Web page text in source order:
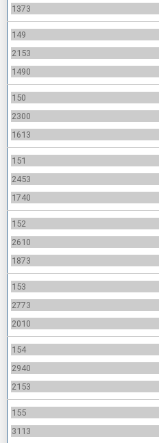
1373
149
2153
1490
150
2300
1613
151
2453
1740
152
2610
1873
153
2773
2010
154
2940
2153
155
3113